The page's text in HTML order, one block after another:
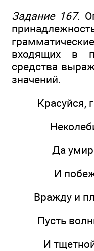
Задание 167.
входящих в
средства
значений.
Красуйся,
Да
И
Вражду и
Пусть
И